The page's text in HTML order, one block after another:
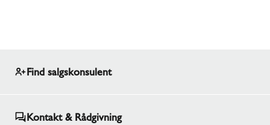
Find salgskonsulent
Kontakt & Rådgivning